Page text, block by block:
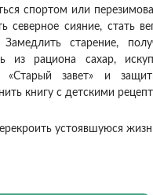
спортом или
северное сияние, стать
старение,
из рациона сахар,
«Старый завет» и
книгу с детскими
устоявшуюся